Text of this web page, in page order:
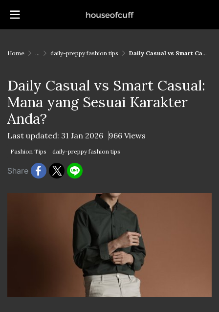
Home ... daily-preppy fashion tips Daily Casual vs Smart Casual: Mana yang Sesuai Karakter Anda?
Daily Casual vs Smart Casual:
Mana yang Sesuai Karakter
Anda?
Last updated: 31 Jan 2026 966 Views
Fashion Tips daily-preppy fashion tips
Share